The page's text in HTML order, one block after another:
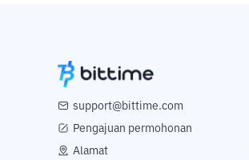
support@bittime.com
Pengajuan permohonan
Alamat